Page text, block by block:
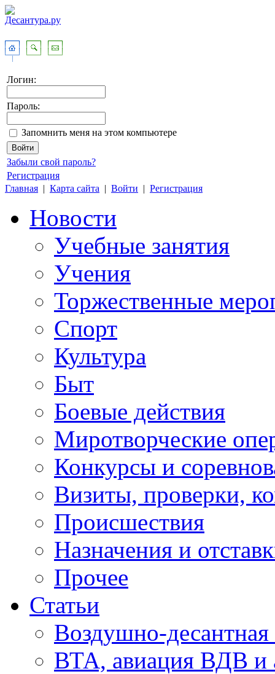
Логин:
Пароль:
Запомнить меня на этом компьютере
Забыли свой пароль?
Регистрация
Главная | Карта сайта | Войти | Регистрация
Новости
Учебные занятия
Учения
Торжественные
Спорт
Культура
Быт
Боевые действия
Миротворческие
Конкурсы и
Визиты, проверки,
Происшествия
Назначения и
Прочее
Статьи
Воздушно-десантная
ВТА, авиация ВДВ и